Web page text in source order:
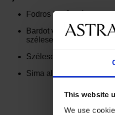
This website
We use
Fodros felsők, ráncolt
Bardot vagy bandeau
szélesebb hatást keltenek
Szélesebb vállpántú és
Sima alsó feltűnő